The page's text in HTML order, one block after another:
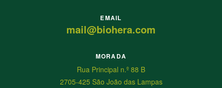
EMAIL
mail@biohera.com
MORADA
Rua Principal n.º 88 B
2705-425 São João das Lampas